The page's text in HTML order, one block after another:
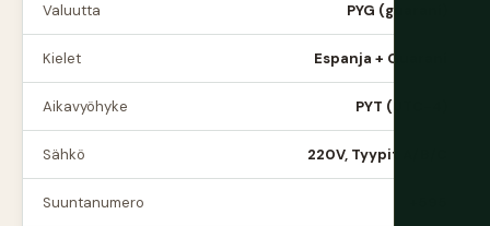
Valuutta PYG (guaraní)
Kielet Espanja + Guaraní
Aikavyöhyke PYT (UTC-4)
Sähkö 220V, Tyypit A/B/C
Suuntanumero